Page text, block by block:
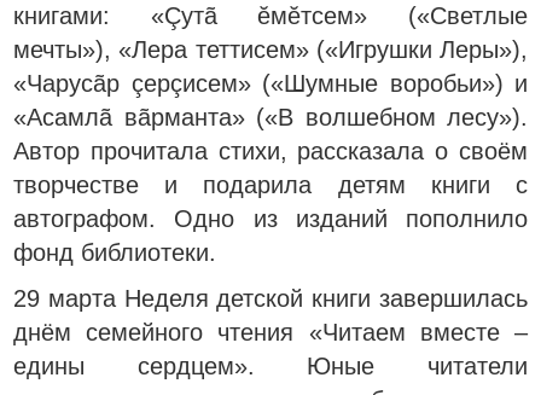
книгами: «Çутã ĕмĕтсем» («Светлые
мечты»), «Лера теттисем» («Игрушки Леры»),
«Чарусãр çерçисем» («Шумные воробьи») и
«Асамлã вãрманта» («В волшебном лесу»).
Автор прочитала стихи, рассказала о своём
творчестве и подарила детям книги с
автографом. Одно из изданий пополнило
фонд библиотеки.
29 марта Неделя детской книги завершилась
днём семейного чтения «Читаем вместе –
едины сердцем». Юные читатели